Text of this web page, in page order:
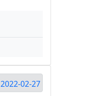
2022-02-27